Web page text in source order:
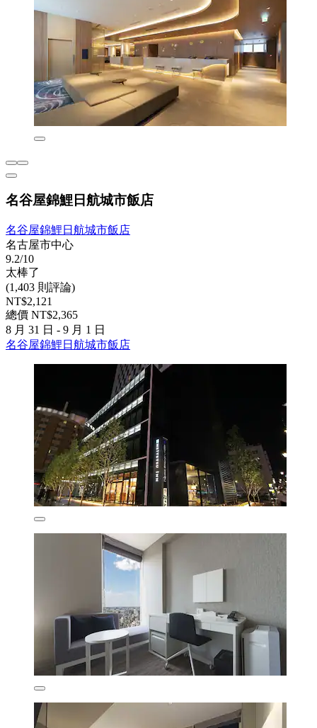
名谷屋錦鯉日航城市飯店
名谷屋錦鯉日航城市飯店
名古屋市中心
9.2/10
太棒了
(1,403 則評論)
NT$2,121
總價 NT$2,365
8 月 31 日 - 9 月 1 日
名谷屋錦鯉日航城市飯店